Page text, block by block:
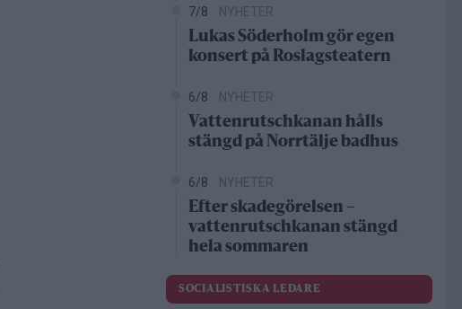
7/8 NYHETER
Lukas Söderholm gör egen
konsert på Roslagsteatern
6/8 NYHETER
Vattenrutschkanan hålls
stängd på Norrtälje badhus
6/8 NYHETER
Efter skadegörelsen –
vattenrutschkanan stängd
hela sommaren
SOCIALISTISKA LEDARE